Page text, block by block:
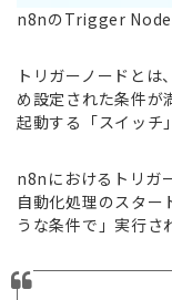
n8nのTrigger
トリガーノードとは
め設定された条件が
起動する「スイッチ
n8nにおけるトリガ
自動化処理のスター
うな条件で」実行さ